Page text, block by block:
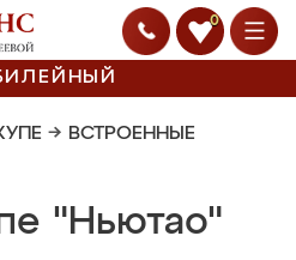
0
→ ВСТРОЕННЫЕ
"Ньютао"